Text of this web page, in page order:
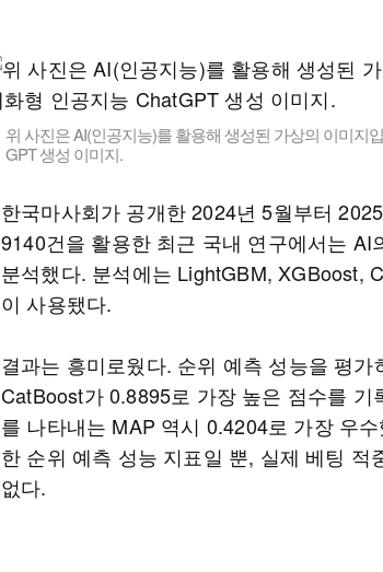
위 사진은 AI(인공지능)를 활용해 생성된 가상의 이미지
GPT 생성 이미지.
한국마사회가 공개한 2024년 5월부터
9140건을 활용한 최근 국내 연구에서는 AI
분석했다. 분석에는 LightGBM, XGBoost,
이 사용됐다.
결과는 흥미로웠다. 순위 예측 성능을 평
CatBoost가 0.8895로 가장 높은 점수를 기
를 나타내는 MAP 역시 0.4204로 가장 우
한 순위 예측 성능 지표일 뿐, 실제 베팅 적
없다.